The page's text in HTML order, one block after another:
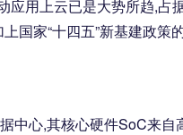
应用上云已是大势所趋,占
国家“十四五”新基建政策
中心,其核心硬件SoC来自